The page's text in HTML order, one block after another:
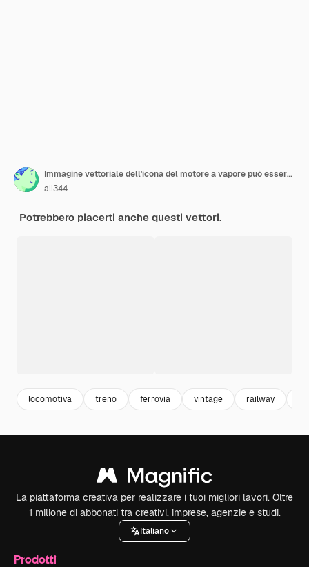
Immagine vettoriale dell'icona del motore a vapore può essere utilizzata per le ferrovie
ali344
Potrebbero piacerti anche questi vettori.
locomotiva treno ferrovia vintage railway
La piattaforma creativa per realizzare i tuoi migliori lavori. Oltre
1 milione di abbonati tra creativi, imprese, agenzie e studi.
Italiano
Prodotti